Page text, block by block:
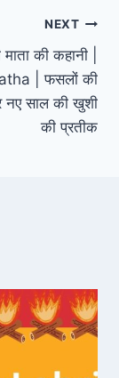
NEXT
माता की कहानी |
| फसलों की
साल की खुशी
की प्रतीक